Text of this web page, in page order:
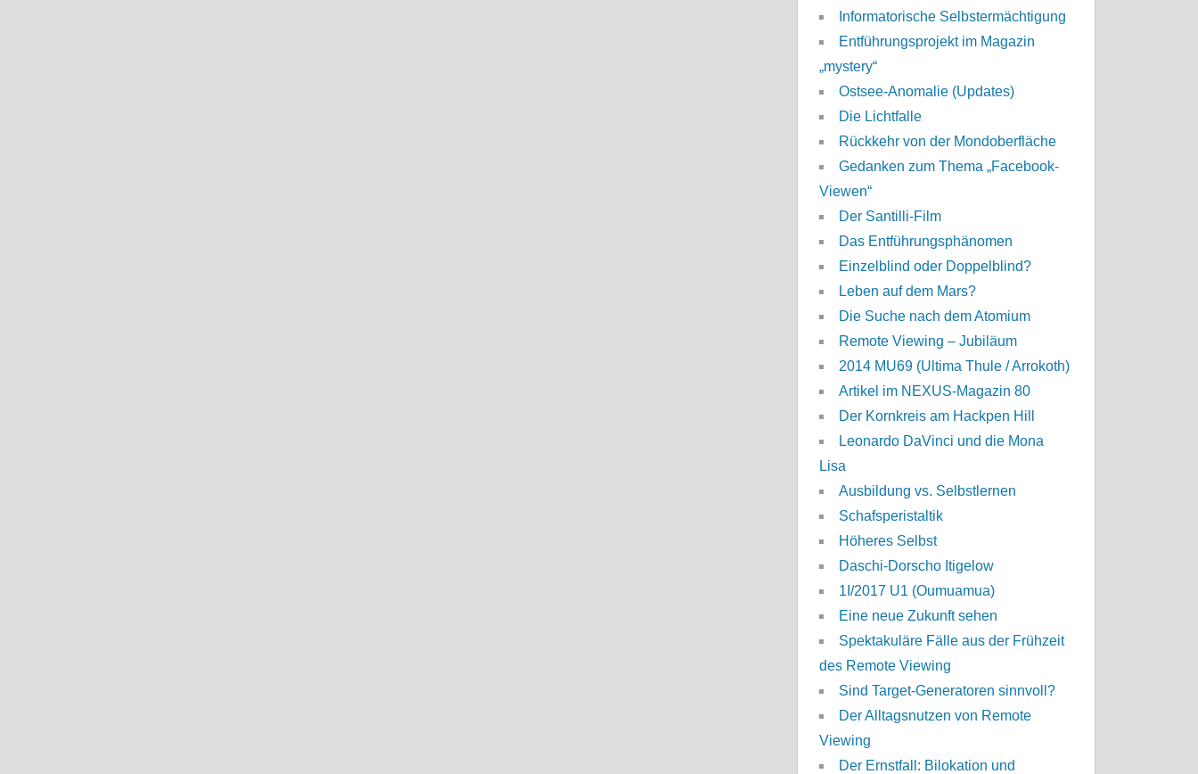
Informatorische Selbstermächtigung
Entführungsprojekt im Magazin
„mystery“
Ostsee-Anomalie (Updates)
Die Lichtfalle
Rückkehr von der Mondoberfläche
Gedanken zum Thema „Facebook-
Viewen“
Der Santilli-Film
Das Entführungsphänomen
Einzelblind oder Doppelblind?
Leben auf dem Mars?
Die Suche nach dem Atomium
Remote Viewing – Jubiläum
2014 MU69 (Ultima Thule / Arrokoth)
Artikel im NEXUS-Magazin 80
Der Kornkreis am Hackpen Hill
Leonardo DaVinci und die Mona
Lisa
Ausbildung vs. Selbstlernen
Schafsperistaltik
Höheres Selbst
Daschi-Dorscho Itigelow
1I/2017 U1 (Oumuamua)
Eine neue Zukunft sehen
Spektakuläre Fälle aus der Frühzeit
des Remote Viewing
Sind Target-Generatoren sinnvoll?
Der Alltagsnutzen von Remote
Viewing
Der Ernstfall: Bilokation und